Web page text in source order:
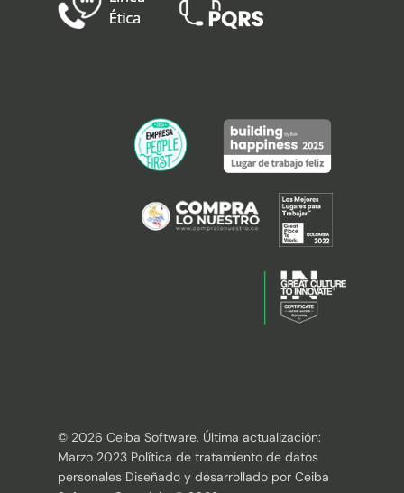
© 2026 Ceiba Software. Última actualización:
Marzo 2023 Política de tratamiento de datos
personales Diseñado y desarrollado por Ceiba